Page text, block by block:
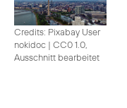
Credits: Pixabay User
nokidoc | CC0 1.0,
Ausschnitt bearbeitet